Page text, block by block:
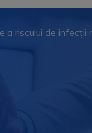
a riscului de